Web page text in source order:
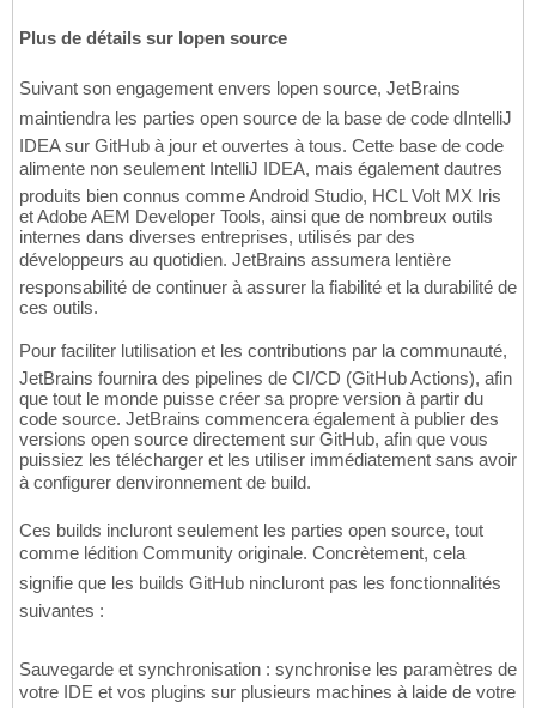
Plus de détails sur lopen source
Suivant son engagement envers lopen source, JetBrains
maintiendra les parties open source de la base de code dIntelliJ
IDEA sur GitHub à jour et ouvertes à tous. Cette base de code
alimente non seulement IntelliJ IDEA, mais également dautres
produits bien connus comme Android Studio, HCL Volt MX Iris
et Adobe AEM Developer Tools, ainsi que de nombreux outils
internes dans diverses entreprises, utilisés par des
développeurs au quotidien. JetBrains assumera lentière
responsabilité de continuer à assurer la fiabilité et la durabilité de
ces outils.
Pour faciliter lutilisation et les contributions par la communauté,
JetBrains fournira des pipelines de CI/CD (GitHub Actions), afin
que tout le monde puisse créer sa propre version à partir du
code source. JetBrains commencera également à publier des
versions open source directement sur GitHub, afin que vous
puissiez les télécharger et les utiliser immédiatement sans avoir
à configurer denvironnement de build.
Ces builds incluront seulement les parties open source, tout
comme lédition Community originale. Concrètement, cela
signifie que les builds GitHub nincluront pas les fonctionnalités
suivantes :
Sauvegarde et synchronisation : synchronise les paramètres de
votre IDE et vos plugins sur plusieurs machines à laide de votre